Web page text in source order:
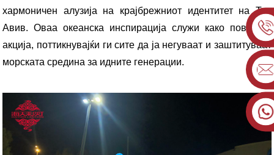
хармоничен алузија на крајбрежниот идентитет на Тел
Авив. Оваа океанска инспирација служи како повик за
акција, поттикнувајќи ги сите да ја негуваат и заштитуваат
морската средина за идните генерации.